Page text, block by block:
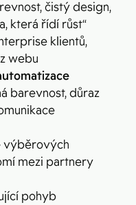
čistý design,
která řídí růst“
klientů,
webu
barevnost, důraz
výběrových
mezi partnery
pohyb